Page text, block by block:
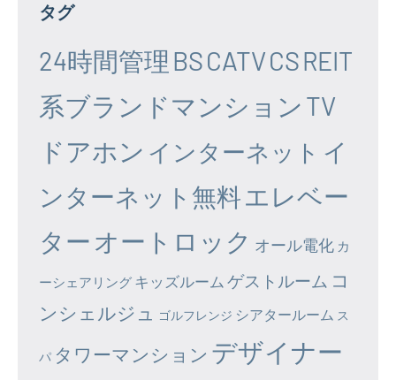
タグ
24時間管理 BSCATVCSREIT
系ブランドマンション TV
ドアホン インターネット イ
ンターネット無料エレベー
ター オートロック オール電化 カ
ーシェアリング キッズルーム ゲストルーム コ
ンシェルジュ
ゴルフレンジ シアタールーム ス
パ タワーマンション デザイナー